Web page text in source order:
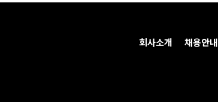
회사소개 채용안내